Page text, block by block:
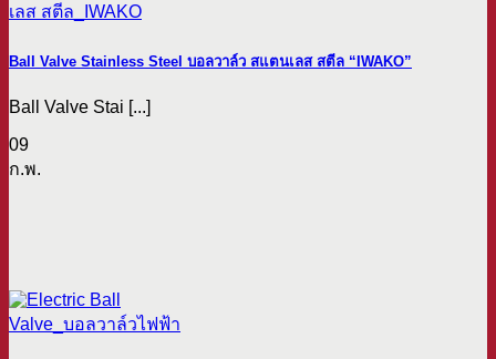
Ball Valve Stainless Steel บอลวาล์ว สแตนเลส สตีล “IWAKO”
Ball Valve Stai [...]
09
ก.พ.